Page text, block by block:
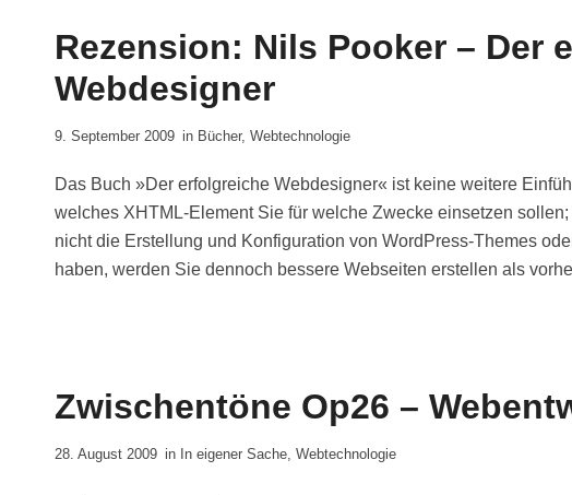
Rezension: Nils Pooker – Der
Webdesigner
9. September 2009 in Bücher, Webtechnologie
Das Buch »Der erfolgreiche Webdesigner« ist keine weitere
welches XHTML-Element Sie für welche Zwecke einsetzen
nicht die Erstellung und Konfiguration von WordPress-Themes
haben, werden Sie dennoch bessere Webseiten erstellen als
Zwischentöne Op26 –
28. August 2009 in In eigener Sache, Webtechnologie